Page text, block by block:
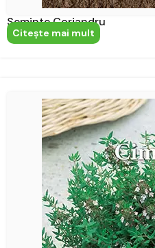
Seminte Coriandru
Citeşte mai mult